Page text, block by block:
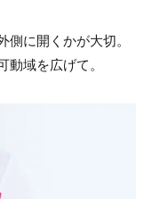
に開くかが大切。
動域を広げて。